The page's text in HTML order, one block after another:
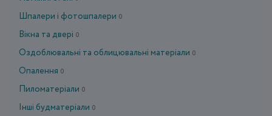
Шпалери і фотошпалери 0
Вікна та двері 0
Оздоблювальні та облицювальні матеріали 0
Опалення 0
Пиломатеріали 0
Інші будматеріали 0